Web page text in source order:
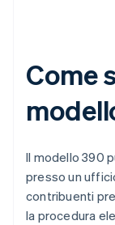
Come
Il modello 390
presso un
contribuenti
la procedura